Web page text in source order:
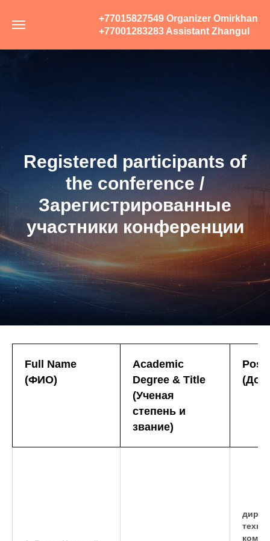
+77015827549 Organizer Omirkhan
+77001283283 Assistant Zhangul
Registered participants of
the conference /
Зарегистрированные
участники конференции
Full Name
(ФИО)
Academic
Degree & Title
(Ученая
степень и
звание)